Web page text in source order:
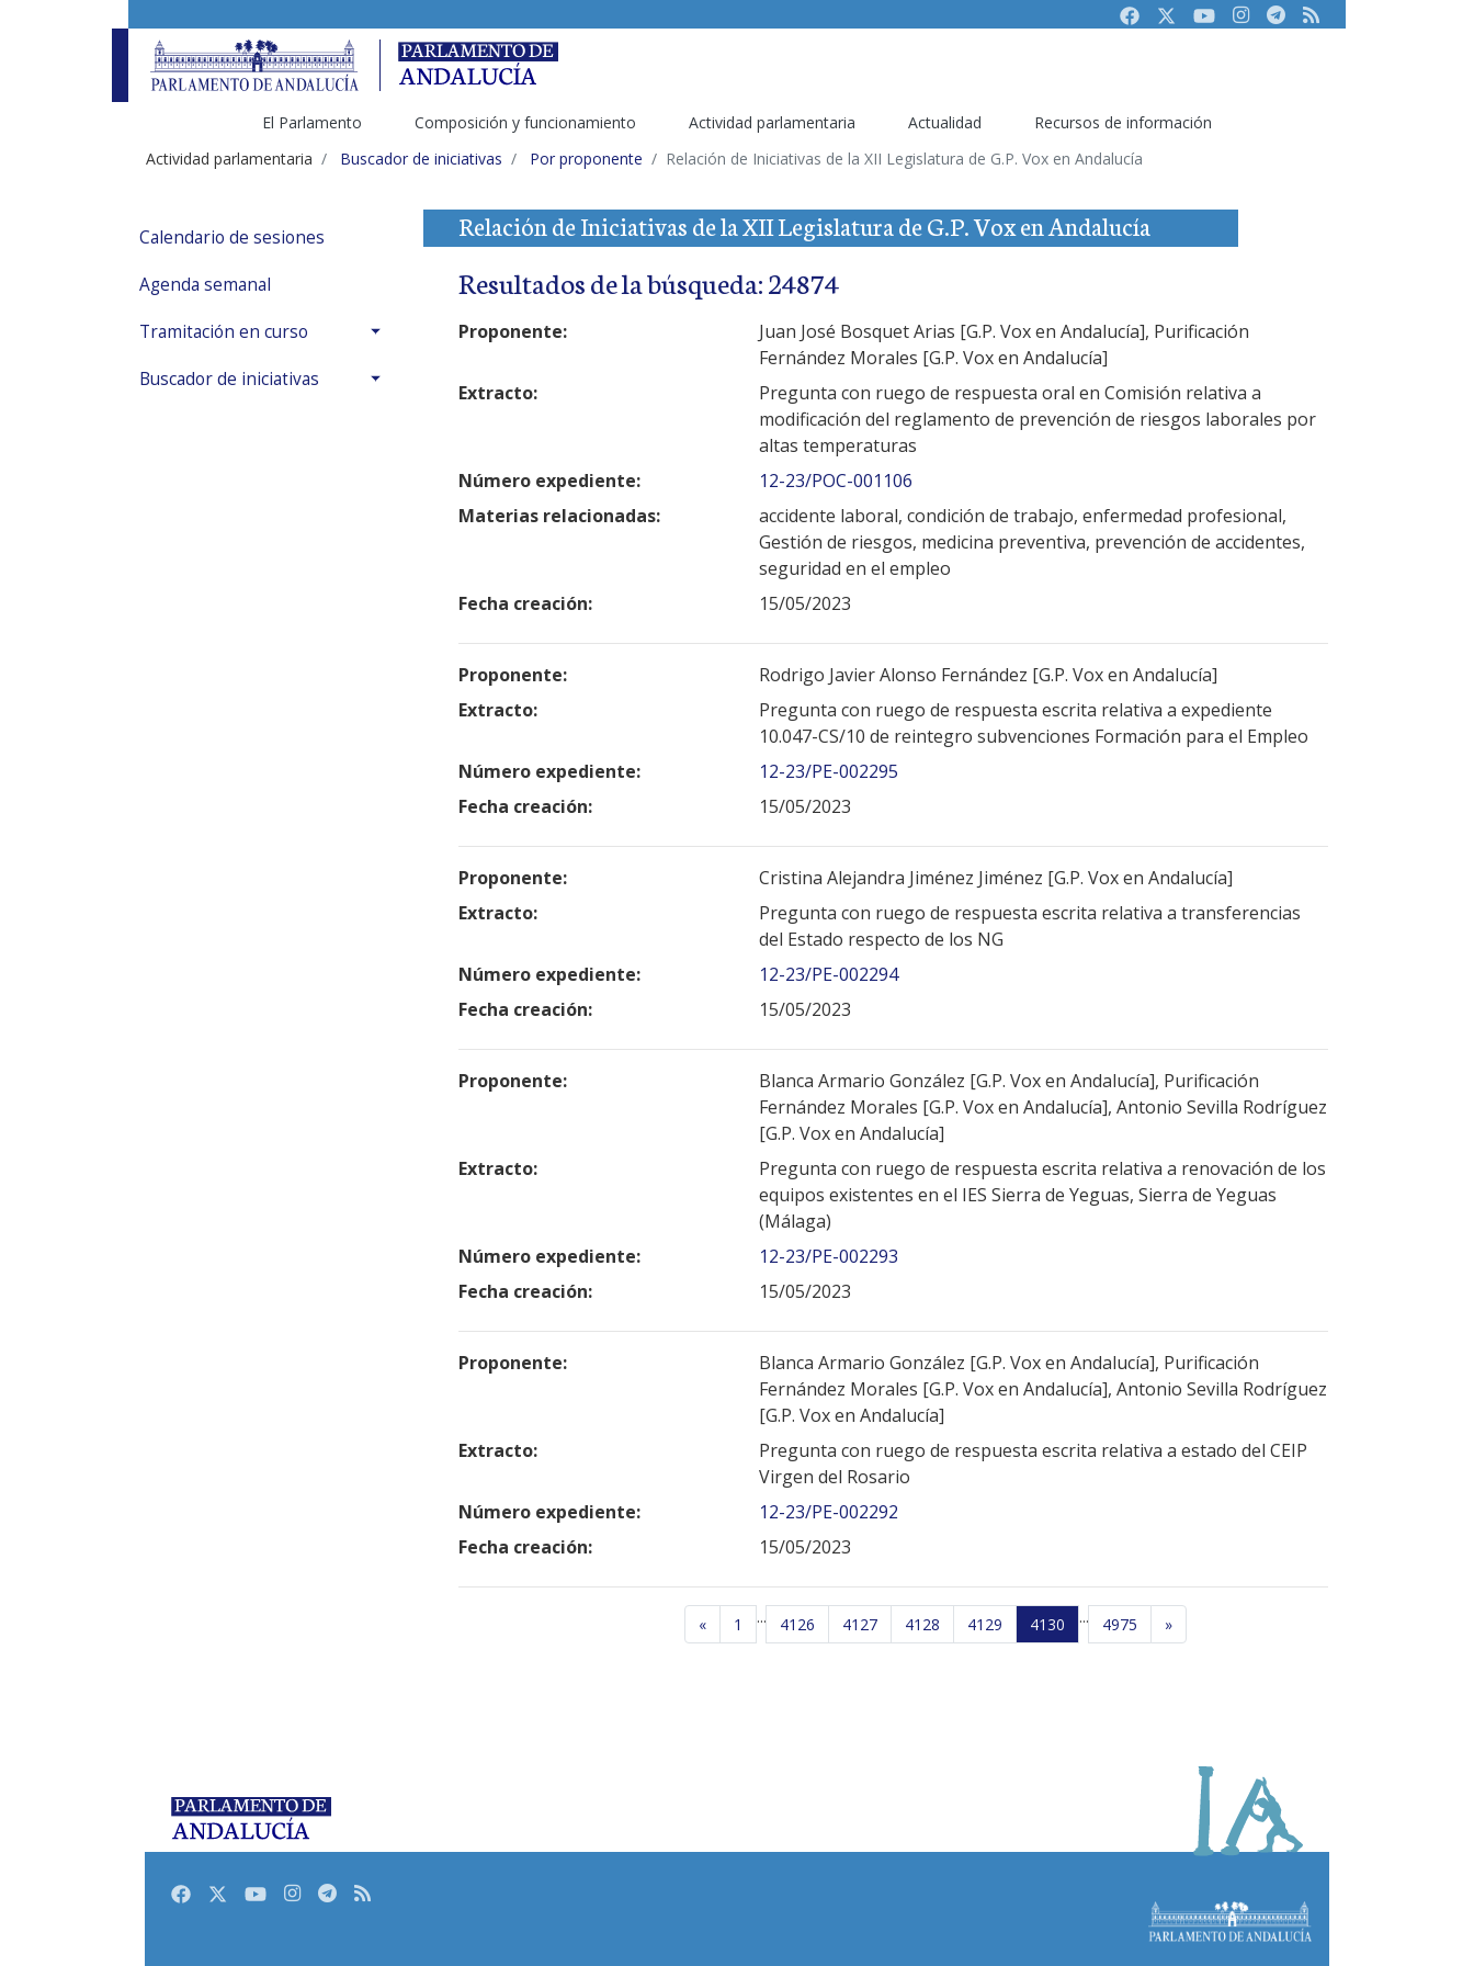
FacebookTwitterYoutubeInstagram
Telegram
RSS
El Parlamento Composición y funcionamiento Actividad parlamentaria Actualidad
Recursos de información
Actividad parlamentaria
Buscador de iniciativas Por proponente Relación de Iniciativas de la XII Legislatura de G.P. Vox en Andalucía
Calendario de sesiones
Agenda semanal
Tramitación en curso
Buscador de iniciativas
Relación de Iniciativas de la XII Legislatura de G.P. Vox en Andalucía
Resultados de la búsqueda: 24874
Proponente:
Juan José Bosquet Arias [G.P. Vox en Andalucía], Purificación
Fernández Morales [G.P. Vox en Andalucía]
Extracto:
Pregunta con ruego de respuesta oral en Comisión relativa a
modificación del reglamento de prevención de riesgos laborales por
altas temperaturas
Número expediente:
12-23/POC-001106
Materias relacionadas:
accidente laboral, condición de trabajo, enfermedad profesional,
Gestión de riesgos, medicina preventiva, prevención de accidentes,
seguridad en el empleo
Fecha creación:
15/05/2023
Proponente:
Rodrigo Javier Alonso Fernández [G.P. Vox en Andalucía]
Extracto:
Pregunta con ruego de respuesta escrita relativa a expediente
10.047-CS/10 de reintegro subvenciones Formación para el Empleo
Número expediente:
12-23/PE-002295
Fecha creación:
15/05/2023
Proponente:
Cristina Alejandra Jiménez Jiménez [G.P. Vox en Andalucía]
Extracto:
Pregunta con ruego de respuesta escrita relativa a transferencias
del Estado respecto de los NG
Número expediente:
12-23/PE-002294
Fecha creación:
15/05/2023
Proponente:
Blanca Armario González [G.P. Vox en Andalucía], Purificación
Fernández Morales [G.P. Vox en Andalucía], Antonio Sevilla Rodríguez
[G.P. Vox en Andalucía]
Extracto:
Pregunta con ruego de respuesta escrita relativa a renovación de los
equipos existentes en el IES Sierra de Yeguas, Sierra de Yeguas
(Málaga)
Número expediente:
12-23/PE-002293
Fecha creación:
15/05/2023
Proponente:
Blanca Armario González [G.P. Vox en Andalucía], Purificación
Fernández Morales [G.P. Vox en Andalucía], Antonio Sevilla Rodríguez
[G.P. Vox en Andalucía]
Extracto:
Pregunta con ruego de respuesta escrita relativa a estado del CEIP
Virgen del Rosario
Número expediente:
12-23/PE-002292
Fecha creación:
15/05/2023
« 1 ... 4126 4127 4128 4129 4130 ... 4975 »
FacebookTwitterYoutubeInstagram
Telegram
RSS